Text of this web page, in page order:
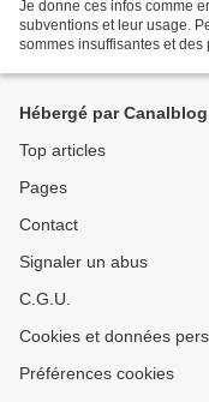
Je donne ces infos comme
subventions et leur usage.
sommes insuffisantes et
Hébergé par Canalblog
Top articles
Pages
Contact
Signaler un abus
C.G.U.
Cookies et données
Préférences cookies